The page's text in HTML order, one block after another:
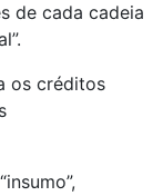
de cada cadeia